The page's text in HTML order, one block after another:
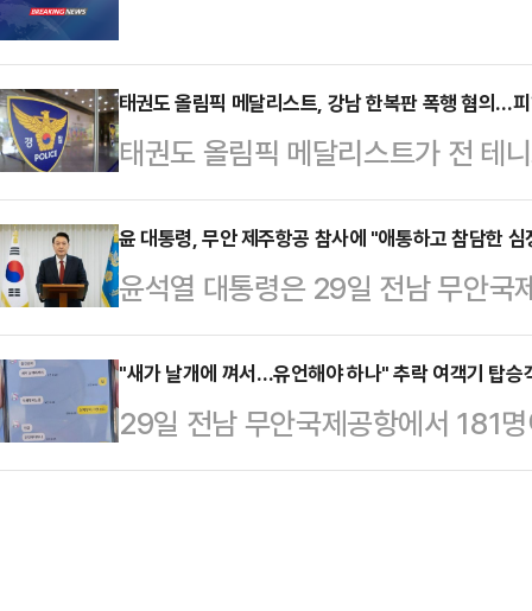
시 한번 순천의 관객 여러분께 넓은
해서 찾아 뵙도록 하겠다”며 “다시
빕니다”라고 말했다.이후 “이제야
장훈은 “…
태권도 올림픽 메달리스트, 강남 한복판 폭행 혐의…
태권도 올림픽 메달리스트가 전 테
를 받았다.서울 강남경찰서는 29
의로 입건 전 조사(내사) 중이라고
11시쯤 강남구 역삼동 거리에서 함
다 폭행한 혐의를 받는다.피해자 B
보인 것으로 확인됐다. B씨는 크게
다. 만취 상태라 추후 조사할 예정
한 바 있다.
윤 대통령, 무안 제주항공 참사에 "애통하고 참담한 심
윤석열 대통령은 29일 전남 무안국
과 관련해 "너무나도 애통하고 참
해자 지원에 최선을 다해주실 것으
자신의 페이스북에 글을 올려 이 같
랑하는 이를 잃은 유가족들께 깊은
"새가 날개에 껴서…유언해야 하나" 추락 여객기 탑승
29일 전남 무안국제공항에서 181
생한 가운데 여객기가 조류와의 충